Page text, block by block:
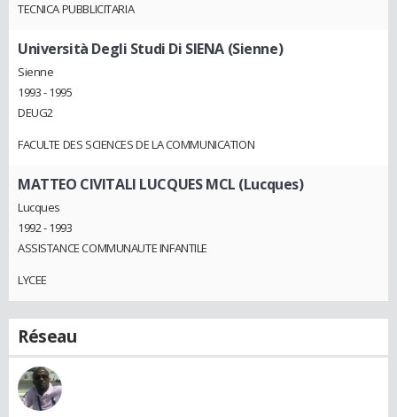
TECNICA PUBBLICITARIA
Università Degli Studi Di SIENA (Sienne)
Sienne
1993 - 1995
DEUG2
FACULTE DES SCIENCES DE LA COMMUNICATION
MATTEO CIVITALI LUCQUES MCL (Lucques)
Lucques
1992 - 1993
ASSISTANCE COMMUNAUTE INFANTILE
LYCEE
Réseau